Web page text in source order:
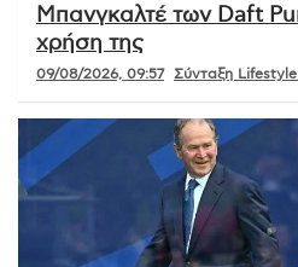
Μπανγκαλτέ των Daft
χρήση της
09/08/2026, 09:57 Σύνταξη